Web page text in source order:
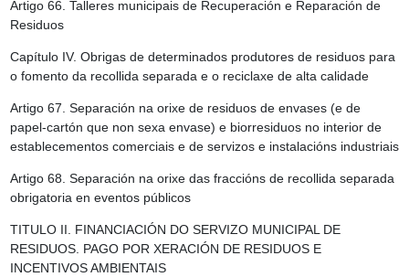
Artigo 66. Talleres municipais de Recuperación e Reparación de
Residuos
Capítulo IV. Obrigas de determinados produtores de residuos para
o fomento da recollida separada e o reciclaxe de alta calidade
Artigo 67. Separación na orixe de residuos de envases (e de
papel-cartón que non sexa envase) e biorresiduos no interior de
establecementos comerciais e de servizos e instalacións industriais
Artigo 68. Separación na orixe das fraccións de recollida separada
obrigatoria en eventos públicos
TITULO II. FINANCIACIÓN DO SERVIZO MUNICIPAL DE
RESIDUOS. PAGO POR XERACIÓN DE RESIDUOS E
INCENTIVOS AMBIENTAIS